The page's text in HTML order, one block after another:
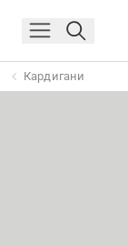
Кардигани